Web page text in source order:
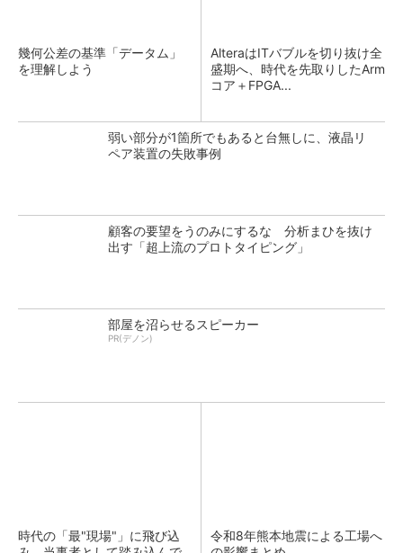
幾何公差の基準「データム」
を理解しよう
AlteraはITバブルを切り抜け全
盛期へ、時代を先取りしたArm
コア＋FPGA...
弱い部分が1箇所でもあると台無しに、液晶リ
ペア装置の失敗事例
顧客の要望をうのみにするな 分析まひを抜け
出す「超上流のプロトタイピング」
部屋を沼らせるスピーカー
PR(デノン)
時代の「最"現場"」に飛び込
令和8年熊本地震による工場へ